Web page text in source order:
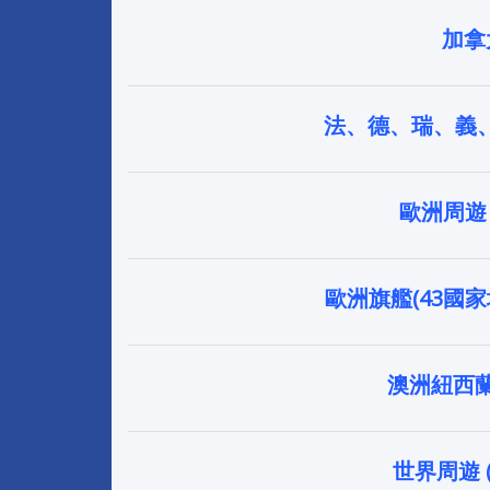
加
法、德、瑞、義
歐洲周
歐洲旗艦(43國
澳洲紐西
世界周遊